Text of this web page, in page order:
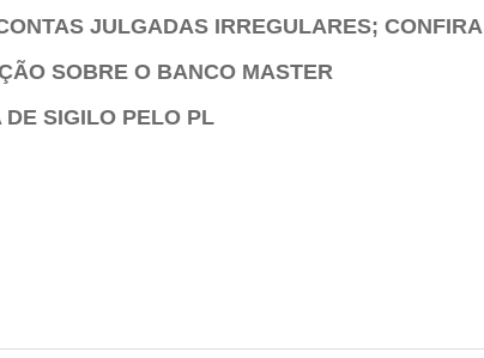
JULGADAS IRREGULARES; CONFIRA
SOBRE O BANCO MASTER
DE SIGILO PELO PL